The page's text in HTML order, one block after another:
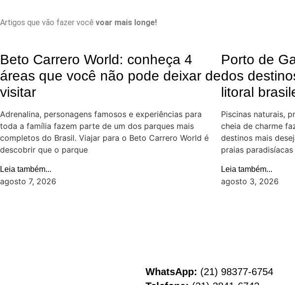
Artigos que vão fazer você voar mais longe!
Beto Carrero World: conheça 4
áreas que você não pode deixar de
visitar
Adrenalina, personagens famosos e experiências para
toda a família fazem parte de um dos parques mais
completos do Brasil. Viajar para o Beto Carrero World é
descobrir que o parque
Leia também...
agosto 7, 2026
Porto de
dos
litoral
Piscinas naturais,
cheia de charme
destinos mais
praias paradisíacas
Leia também...
agosto 3, 2026
WhatsApp: (21) 98377-6754